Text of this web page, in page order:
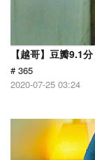
【越哥】豆瓣9.1
# 365
2020-07-25 03:24